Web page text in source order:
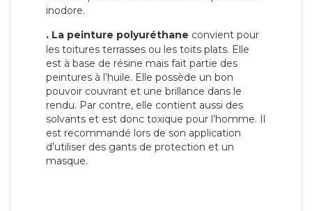
inodore.
. La peinture polyuréthane convient pour
les toitures terrasses ou les toits plats. Elle
est à base de résine mais fait partie des
peintures à l’huile. Elle possède un bon
pouvoir couvrant et une brillance dans le
rendu. Par contre, elle contient aussi des
solvants et est donc toxique pour l’homme. Il
est recommandé lors de son application
d’utiliser des gants de protection et un
masque.